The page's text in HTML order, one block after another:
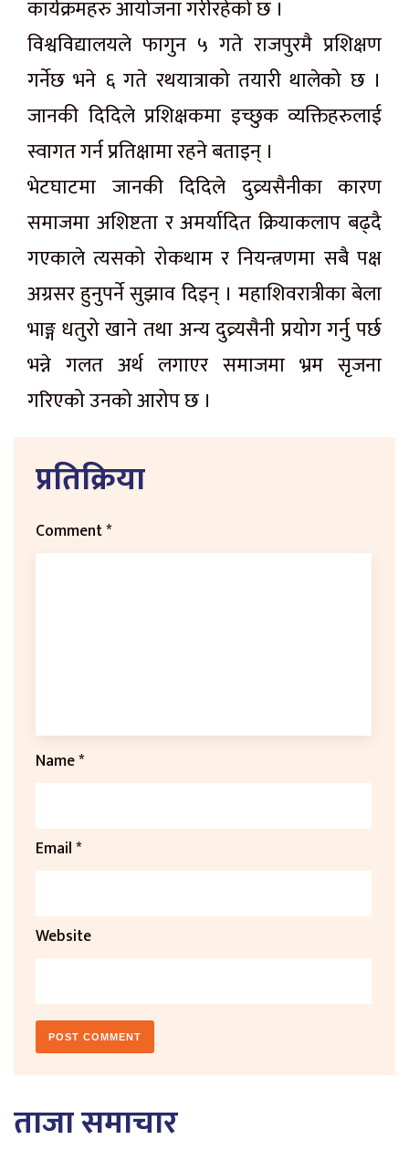
कार्यक्रमहरु आयोजना गरीरहेको छ ।
विश्वविद्यालयले फागुन ५ गते राजपुरमै प्रशिक्षण
गर्नेछ भने ६ गते रथयात्राको तयारी थालेको छ ।
जानकी दिदिले प्रशिक्षकमा इच्छुक व्यक्तिहरुलाई
स्वागत गर्न प्रतिक्षामा रहने बताइन् ।
भेटघाटमा जानकी दिदिले दुव्र्यसैनीका कारण
समाजमा अशिष्टता र अमर्यादित क्रियाकलाप बढ्दै
गएकाले त्यसको रोकथाम र नियन्त्रणमा सबै पक्ष
अग्रसर हुनुपर्ने सुझाव दिइन् । महाशिवरात्रीका बेला
भाङ्ग धतुरो खाने तथा अन्य दुव्र्यसैनी प्रयोग गर्नु पर्छ
भन्ने गलत अर्थ लगाएर समाजमा भ्रम सृजना
गरिएको उनको आरोप छ ।
प्रतिक्रिया
Comment*
Name*
Email*
Website
ताजा समाचार